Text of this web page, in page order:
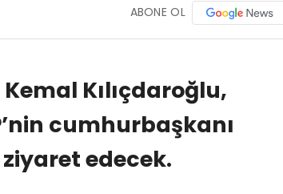
ABONE OL
Kılıçdaroğlu,
cumhurbaşkanı
edecek.